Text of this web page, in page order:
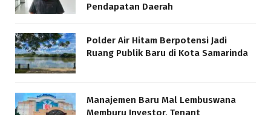
Pendapatan Daerah
Polder Air Hitam Berpotensi Jadi
Ruang Publik Baru di Kota Samarinda
Manajemen Baru Mal Lembuswana
Memburu Investor, Tenant